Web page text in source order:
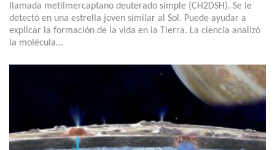
llamada metilmercaptano deuterado simple (CH2DSH). Se le
detectó en una estrella joven similar al Sol. Puede ayudar a
explicar la formación de la vida en la Tierra. La ciencia analizó
la molécula…